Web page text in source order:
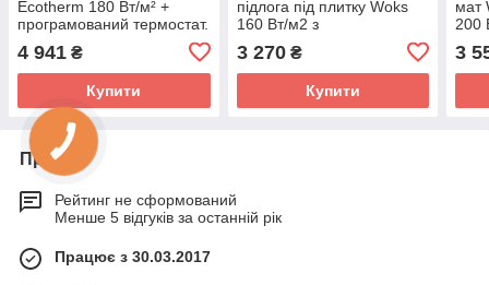
Ecotherm 180 Вт/м² +
програмований термостат.
Під плитку, ламінат, вініл
4 941 ₴
Купити
підлога під плитку Woks
160 Вт/м2 з
регулятором
3 270₴
Купити
мат
200
під
3
Про нас
Рейтинг не сформований
Менше 5 відгуків за останній рік
Працює з 30.03.2017